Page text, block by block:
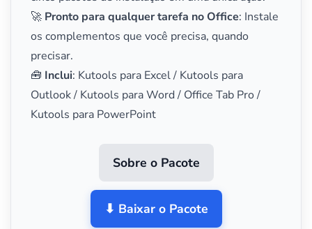
🚀 Pronto para qualquer tarefa no Office: Instale
os complementos que você precisa, quando
precisar.
🧰 Inclui: Kutools para Excel / Kutools para
Outlook / Kutools para Word / Office Tab Pro /
Kutools para PowerPoint
Sobre o Pacote
⬇ Baixar o Pacote